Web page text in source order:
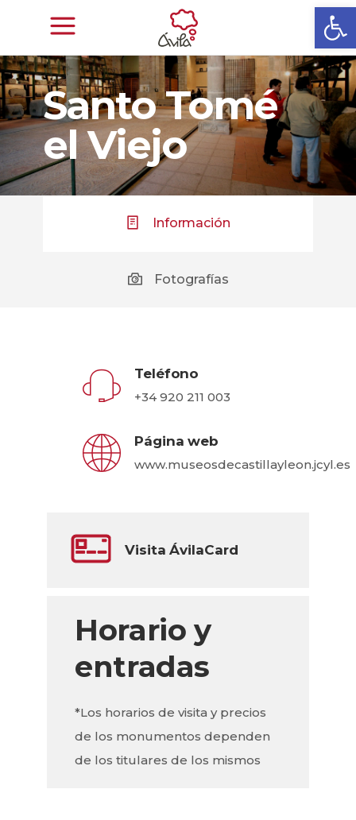
Santo Tomé
el Viejo
Información
Fotografías
Teléfono
+34 920 211 003
Página web
www.museosdecastillayleon.jcyl.es
Visita ÁvilaCard
Horario y
entradas
*Los horarios de visita y precios
de los monumentos dependen
de los titulares de los mismos